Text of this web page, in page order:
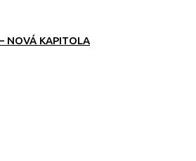
NOVÁ KAPITOLA